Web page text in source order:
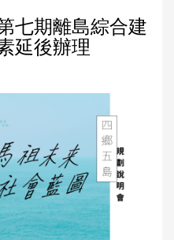
七期離島綜合建
延後辦理